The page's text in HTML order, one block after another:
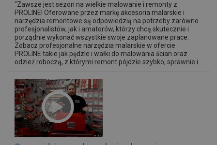
"Zawsze jest sezon na wielkie malowanie i remonty z
PROLINE! Oferowane przez markę akcesoria malarskie i
narzędzia remontowe są odpowiedzią na potrzeby zarówno
profesjonalistów, jak i amatorów, którzy chcą skutecznie i
porządnie wykonać wszystkie swoje zaplanowane prace.
Zobacz profesjonalne narzędzia malarskie w ofercie
PROLINE takie jak pędzle i wałki do malowania ścian oraz
odzież roboczą, z którymi remont pójdzie szybko, sprawnie i...